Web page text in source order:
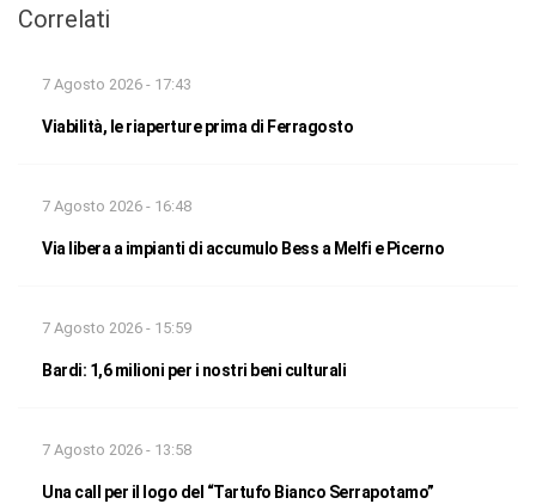
Correlati
7 Agosto 2026 - 17:43
Viabilità, le riaperture prima di Ferragosto
7 Agosto 2026 - 16:48
Via libera a impianti di accumulo Bess a Melfi e Picerno
7 Agosto 2026 - 15:59
Bardi: 1,6 milioni per i nostri beni culturali
7 Agosto 2026 - 13:58
Una call per il logo del “Tartufo Bianco Serrapotamo”